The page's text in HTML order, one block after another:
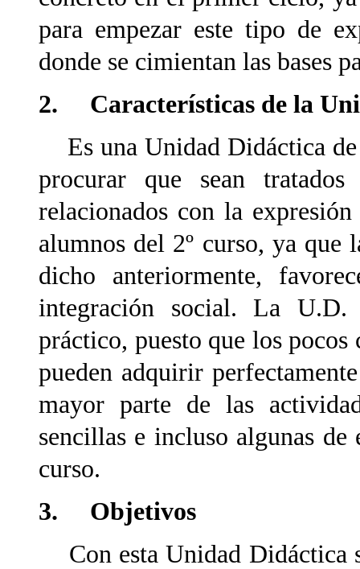
para empezar este tipo de
donde se cimientan las bases
2. Características de la
Es una Unidad Didáctica de
procurar que sean
relacionados con la
alumnos del 2º curso, ya que
dicho anteriormente,
integración social. La
práctico, puesto que los pocos
pueden adquirir
mayor parte de las
sencillas e incluso algunas
curso.
3. Objetivos
Con esta Unidad Didáctica